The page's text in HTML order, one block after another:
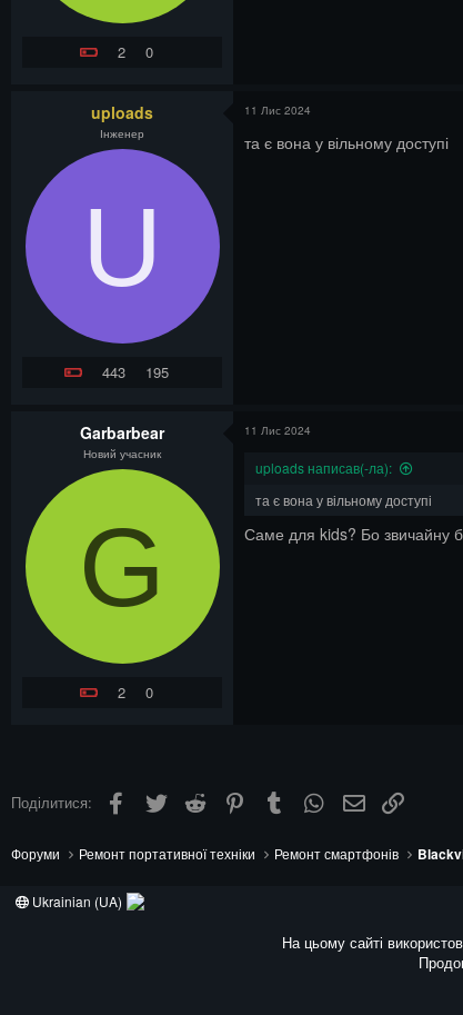
2 0
uploads
Інженер
U
443 195
11 Лис 2024
та є вона у вільному доступі
Garbarbear
Новий учасник
G
2 0
11 Лис 2024
uploads написав(-ла):
та є вона у вільному доступі
Саме для kids? Бо звичайну
Поділитися: FacebookTwitter Reddit PinterestTumblr WhatsAppЕлектронна
Форуми Ремонт портативної техніки Ремонт смартфонів
Ukrainian (UA)
На цьому сайті